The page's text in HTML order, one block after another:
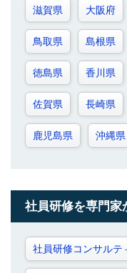
滋賀県 大阪府
鳥取県 島根県
徳島県 香川県
佐賀県 長崎県
鹿児島県 沖縄県
社員研修を専門家
社員研修コンサルテ